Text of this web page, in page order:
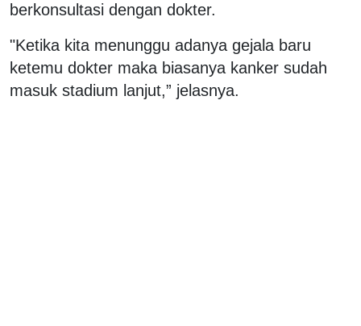
berkonsultasi dengan dokter.
"Ketika kita menunggu adanya gejala baru
ketemu dokter maka biasanya kanker sudah
masuk stadium lanjut,” jelasnya.